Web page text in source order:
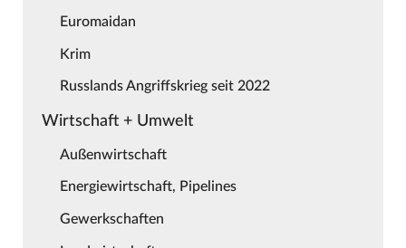
Euromaidan
Krim
Russlands Angriffskrieg seit 2022
Wirtschaft + Umwelt
Außenwirtschaft
Energiewirtschaft, Pipelines
Gewerkschaften